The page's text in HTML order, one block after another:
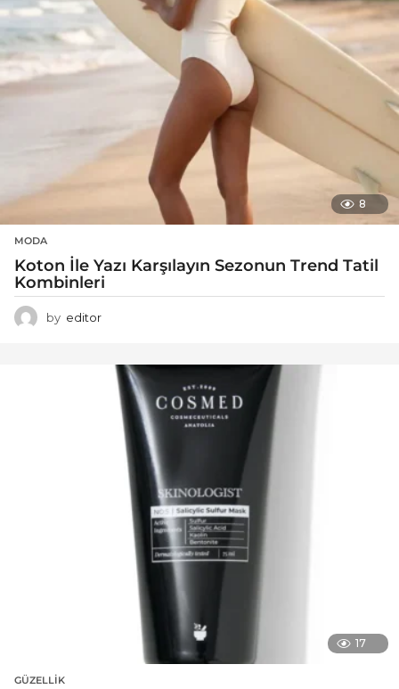
8
MODA
Koton İle Yazı Karşılayın Sezonun Trend Tatil
Kombinleri
by editor
17
GÜZELLIK